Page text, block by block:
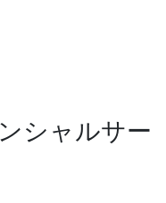
シャルサー